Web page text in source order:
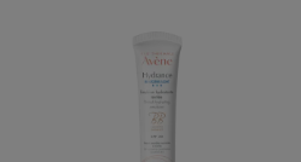
com
Cor
Suave
SPF